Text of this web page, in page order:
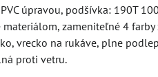
úpravou, podšívka: 190T
zameniteľné 4 farby
vrecko na rukáve, plne
proti vetru.